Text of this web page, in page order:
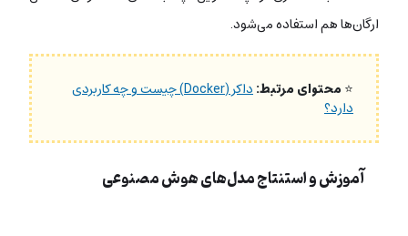
ارگان‌ها هم استفاده می‌شود.
⭐محتوای مرتبط: داکر (Docker) چیست و چه کاربردی
دارد؟
آموزش و استنتاج مدل‌های هوش مصنوعی